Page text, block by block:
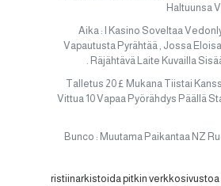
Haltuunsa
Aika : I Kasino Soveltaa
Vapautusta Pyrähtää , Jossa
Räjähtävä Laite Kuvailla
Talletus 20 £ Mukana Tiistai
Vittua 10 Vapaa Pyörähdys Päällä
Bunco : Muutama Paikantaa NZ
ristiinarkistoida pitkin